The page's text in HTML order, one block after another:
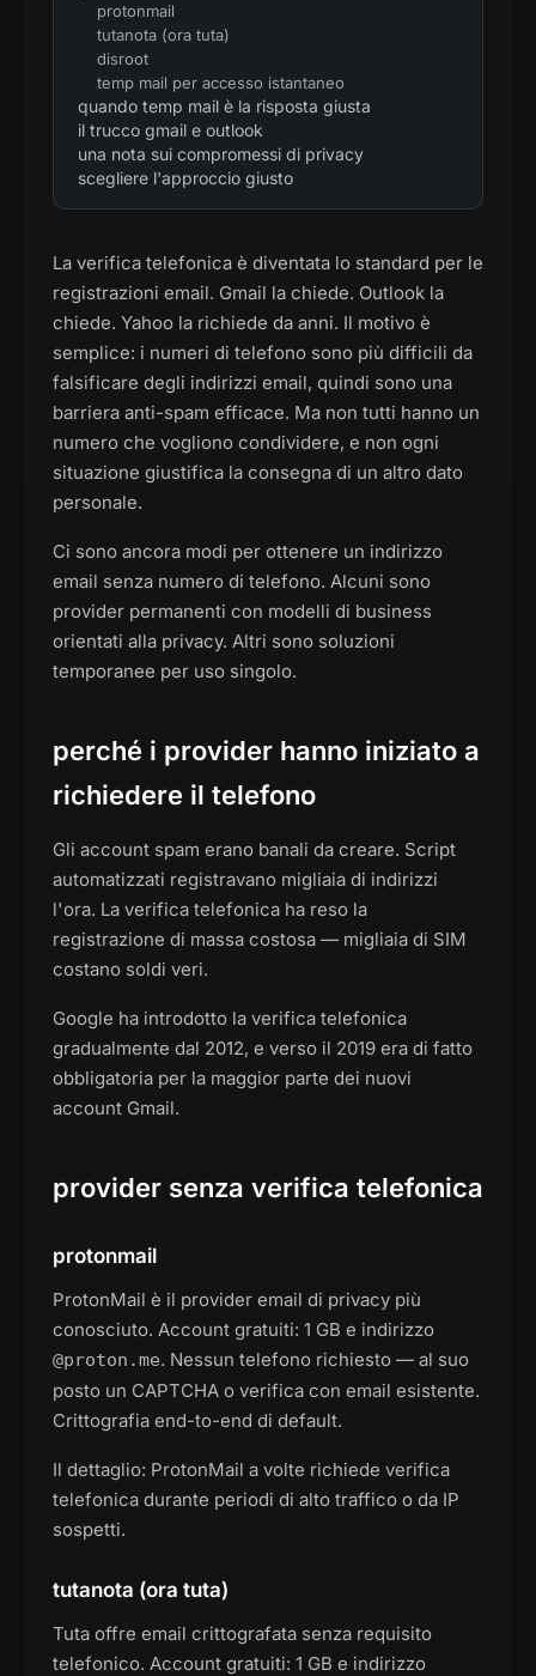
protonmail
tutanota (ora tuta)
disroot
temp mail per accesso istantaneo
quando temp mail è la risposta giusta
il trucco gmail e outlook
una nota sui compromessi di privacy
scegliere l'approccio giusto
La verifica telefonica è diventata lo standard per le
registrazioni email. Gmail la chiede. Outlook la
chiede. Yahoo la richiede da anni. Il motivo è
semplice: i numeri di telefono sono più difficili da
falsificare degli indirizzi email, quindi sono una
barriera anti-spam efficace. Ma non tutti hanno un
numero che vogliono condividere, e non ogni
situazione giustifica la consegna di un altro dato
personale.
Ci sono ancora modi per ottenere un indirizzo
email senza numero di telefono. Alcuni sono
provider permanenti con modelli di business
orientati alla privacy. Altri sono soluzioni
temporanee per uso singolo.
perché i provider hanno iniziato a
richiedere il telefono
Gli account spam erano banali da creare. Script
automatizzati registravano migliaia di indirizzi
l'ora. La verifica telefonica ha reso la
registrazione di massa costosa — migliaia di SIM
costano soldi veri.
Google ha introdotto la verifica telefonica
gradualmente dal 2012, e verso il 2019 era di fatto
obbligatoria per la maggior parte dei nuovi
account Gmail.
provider senza verifica telefonica
protonmail
ProtonMail è il provider email di privacy più
conosciuto. Account gratuiti: 1 GB e indirizzo
@proton.me. Nessun telefono richiesto — al suo
posto un CAPTCHA o verifica con email esistente.
Crittografia end-to-end di default.
Il dettaglio: ProtonMail a volte richiede verifica
telefonica durante periodi di alto traffico o da IP
sospetti.
tutanota (ora tuta)
Tuta offre email crittografata senza requisito
telefonico. Account gratuiti: 1 GB e indirizzo